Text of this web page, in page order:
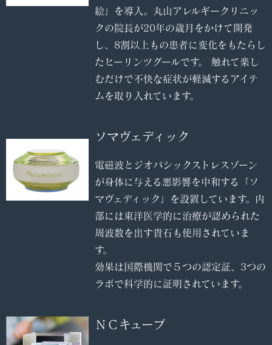
絵」を導入。丸山アレルギークリニッ
クの院長が20年の歳月をかけて開発
し、8割以上もの患者に変化をもたらし
たヒーリンツグールです。 触れて楽し
むだけで不快な症状が軽減するアイテ
ムを取り入れています。
ソマヴェディック
電磁波とジオパシックストレスゾーン
が身体に与える悪影響を中和する「ソ
マヴェディック」を設置しています。内
部には東洋医学的に治療が認められた
周波数を出す貴石も使用されていま
す。
効果は国際機関で５つの認定証、3つの
ラボで科学的に証明されています。
ＮＣキューブ